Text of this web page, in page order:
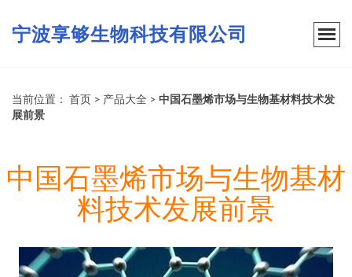
宁波享够生物科技有限公司
当前位置： 首页 > 产品大全 > 中国石墨烯市场与生物基材料技术发
展前景
中国石墨烯市场与生物基材
料技术发展前景